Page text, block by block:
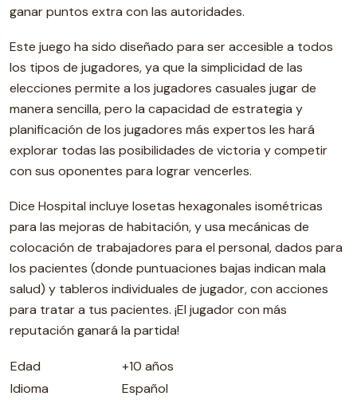
ganar puntos extra con las autoridades.
Este juego ha sido diseñado para ser accesible a todos
los tipos de jugadores, ya que la simplicidad de las
elecciones permite a los jugadores casuales jugar de
manera sencilla, pero la capacidad de estrategia y
planificación de los jugadores más expertos les hará
explorar todas las posibilidades de victoria y competir
con sus oponentes para lograr vencerles.
Dice Hospital incluye losetas hexagonales isométricas
para las mejoras de habitación, y usa mecánicas de
colocación de trabajadores para el personal, dados para
los pacientes (donde puntuaciones bajas indican mala
salud) y tableros individuales de jugador, con acciones
para tratar a tus pacientes. ¡El jugador con más
reputación ganará la partida!
Edad
+10 años
Idioma
Español